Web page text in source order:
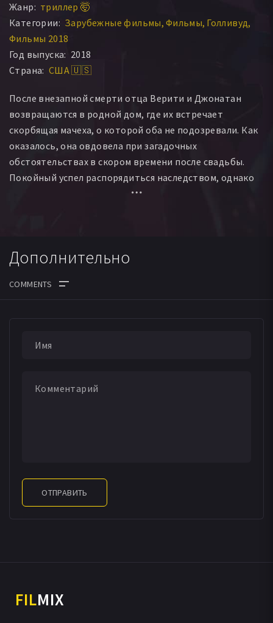
Жанр: триллер 🤯
Категории: Зарубежные фильмы Фильмы Голливуд
Фильмы 2018
Год выпуска: 2018
Страна: США 🇺🇸
После внезапной смерти отца Верити и Джонатан
возвращаются в родной дом, где их встречает
скорбящая мачеха, о которой оба не подозревали. Как
оказалось, она овдовела при загадочных
обстоятельствах в скором времени после свадьбы.
Покойный успел распорядиться наследством, однако
его решение устроило не всех. Вдова не остановится
Дополнительно
ОТПРАВИТЬ
FILMIX